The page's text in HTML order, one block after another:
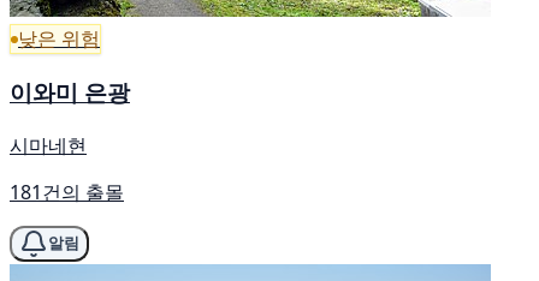
낮은 위험
이와미 은광
시마네현
181건의 출몰
알림